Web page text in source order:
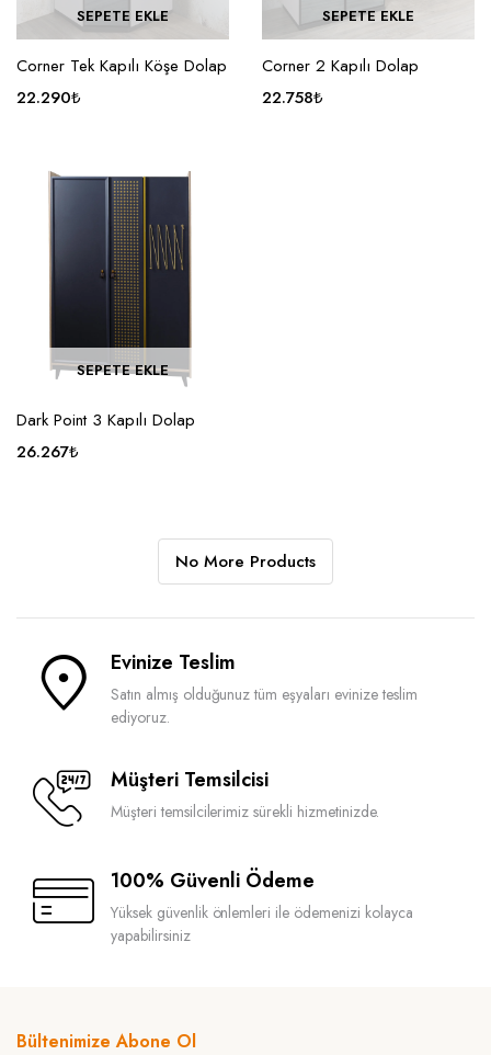
SEPETE EKLE
Corner Tek Kapılı Köşe Dolap
22.290₺
SEPETE EKLE
Corner 2 Kapılı Dolap
22.758₺
SEPETE EKLE
Dark Point 3 Kapılı Dolap
26.267₺
No More Products
Evinize Teslim
Satın almış olduğunuz tüm eşyaları evinize teslim
ediyoruz.
Müşteri Temsilcisi
Müşteri temsilcilerimiz sürekli hizmetinizde.
100% Güvenli Ödeme
Yüksek güvenlik önlemleri ile ödemenizi kolayca
yapabilirsiniz
Bültenimize Abone Ol